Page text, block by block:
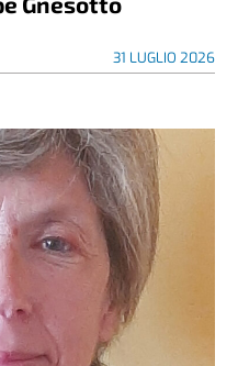
31 LUGLIO 2026